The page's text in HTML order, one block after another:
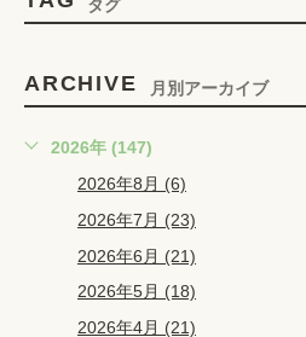
タグ
ARCHIVE 月別アーカイブ
2026年 (147)
2026年8月 (6)
2026年7月 (23)
2026年6月 (21)
2026年5月 (18)
2026年4月 (21)